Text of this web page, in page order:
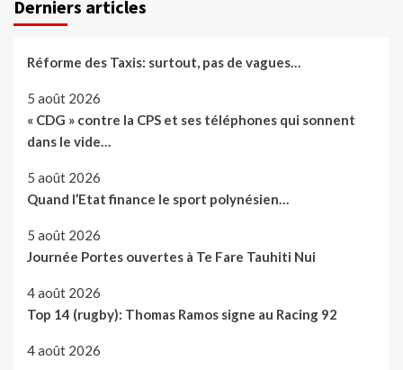
Derniers articles
Réforme des Taxis: surtout, pas de vagues…
5 août 2026
« CDG » contre la CPS et ses téléphones qui sonnent
dans le vide…
5 août 2026
Quand l’Etat finance le sport polynésien…
5 août 2026
Journée Portes ouvertes à Te Fare Tauhiti Nui
4 août 2026
Top 14 (rugby): Thomas Ramos signe au Racing 92
4 août 2026